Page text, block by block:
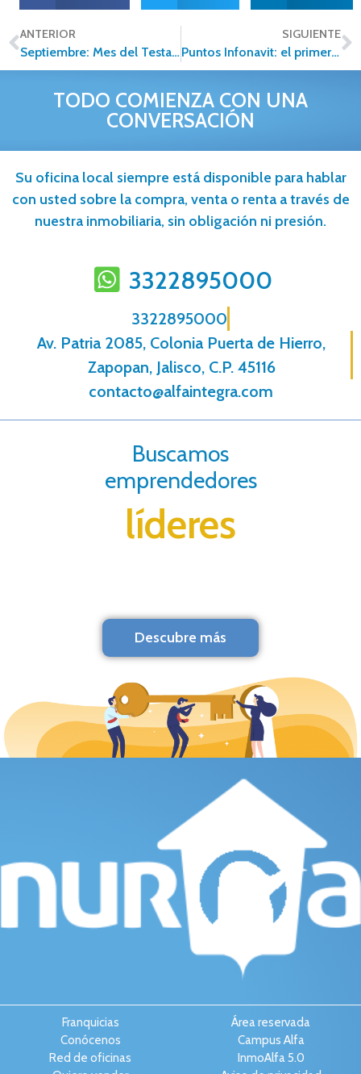
ANTERIOR
Septiembre: Mes del Testamento en México
SIGUIENTE
Puntos Infonavit: el primer paso para cumplir tu sueño de tener casa
TODO COMIENZA CON UNA
CONVERSACIÓN
Su oficina local siempre está disponible para hablar
con usted sobre la compra, venta o renta a través de
nuestra inmobiliaria, sin obligación ni presión.
3322895000
3322895000
Av. Patria 2085, Colonia Puerta de Hierro,
Zapopan, Jalisco, C.P. 45116
contacto@alfaintegra.com
Buscamos
emprendedores
líderes
Descubre más
Franquicias
Conócenos
Red de oficinas
Área reservada
Campus Alfa
InmoAlfa 5.0